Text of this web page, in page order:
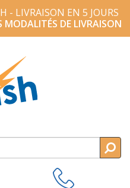
- LIVRAISON EN 5 JOURS
MODALITÉS DE LIVRAISON